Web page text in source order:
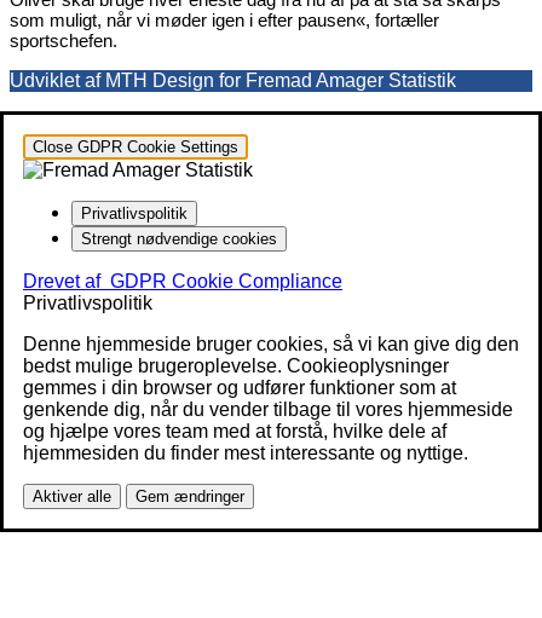
som muligt, når vi møder igen i efter pausen«, fortæller
sportschefen.
Udviklet af MTH Design for Fremad Amager Statistik
Close GDPR Cookie Settings
Privatlivspolitik
Strengt nødvendige cookies
Drevet af GDPR Cookie Compliance
Privatlivspolitik
Denne hjemmeside bruger cookies, så vi kan give dig den
bedst mulige brugeroplevelse. Cookieoplysninger
gemmes i din browser og udfører funktioner som at
genkende dig, når du vender tilbage til vores hjemmeside
og hjælpe vores team med at forstå, hvilke dele af
hjemmesiden du finder mest interessante og nyttige.
Aktiver alle Gem ændringer